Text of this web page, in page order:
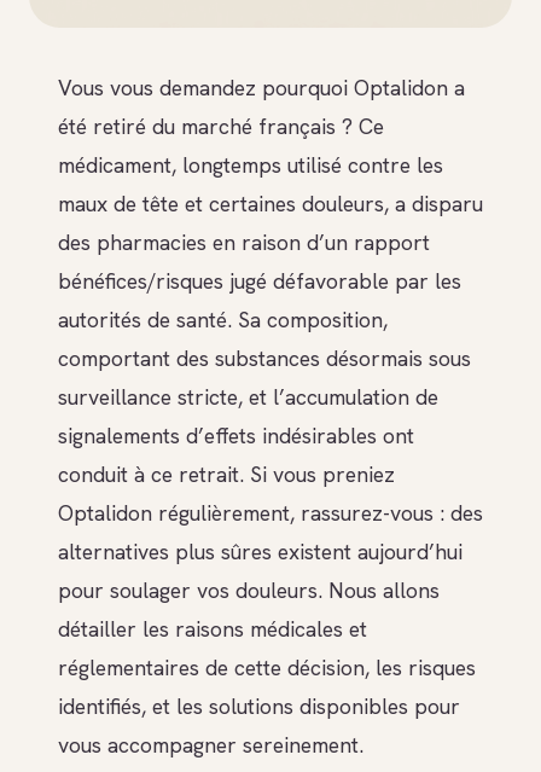
Vous vous demandez pourquoi Optalidon a
été retiré du marché français ? Ce
médicament, longtemps utilisé contre les
maux de tête et certaines douleurs, a disparu
des pharmacies en raison d’un rapport
bénéfices/risques jugé défavorable par les
autorités de santé. Sa composition,
comportant des substances désormais sous
surveillance stricte, et l’accumulation de
signalements d’effets indésirables ont
conduit à ce retrait. Si vous preniez
Optalidon régulièrement, rassurez-vous : des
alternatives plus sûres existent aujourd’hui
pour soulager vos douleurs. Nous allons
détailler les raisons médicales et
réglementaires de cette décision, les risques
identifiés, et les solutions disponibles pour
vous accompagner sereinement.